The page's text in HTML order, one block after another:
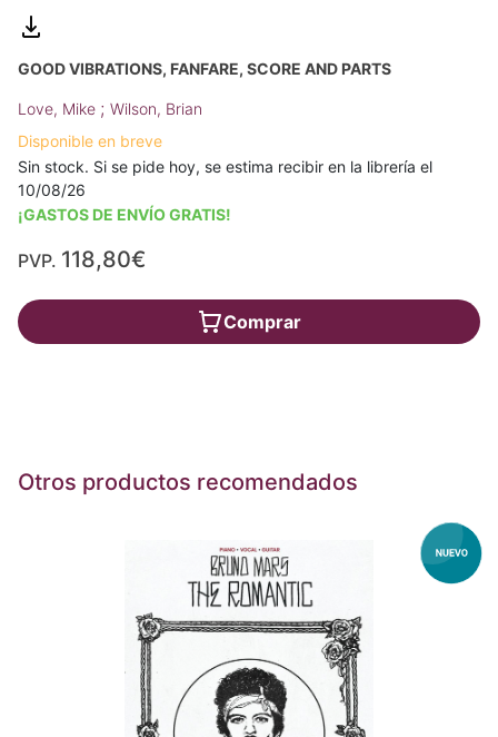
GOOD VIBRATIONS, FANFARE, SCORE AND PARTS
Love, Mike ; Wilson, Brian
Disponible en breve
Sin stock. Si se pide hoy, se estima recibir en la librería el
10/08/26
¡GASTOS DE ENVÍO GRATIS!
PVP. 118,80€
Comprar
Otros productos recomendados